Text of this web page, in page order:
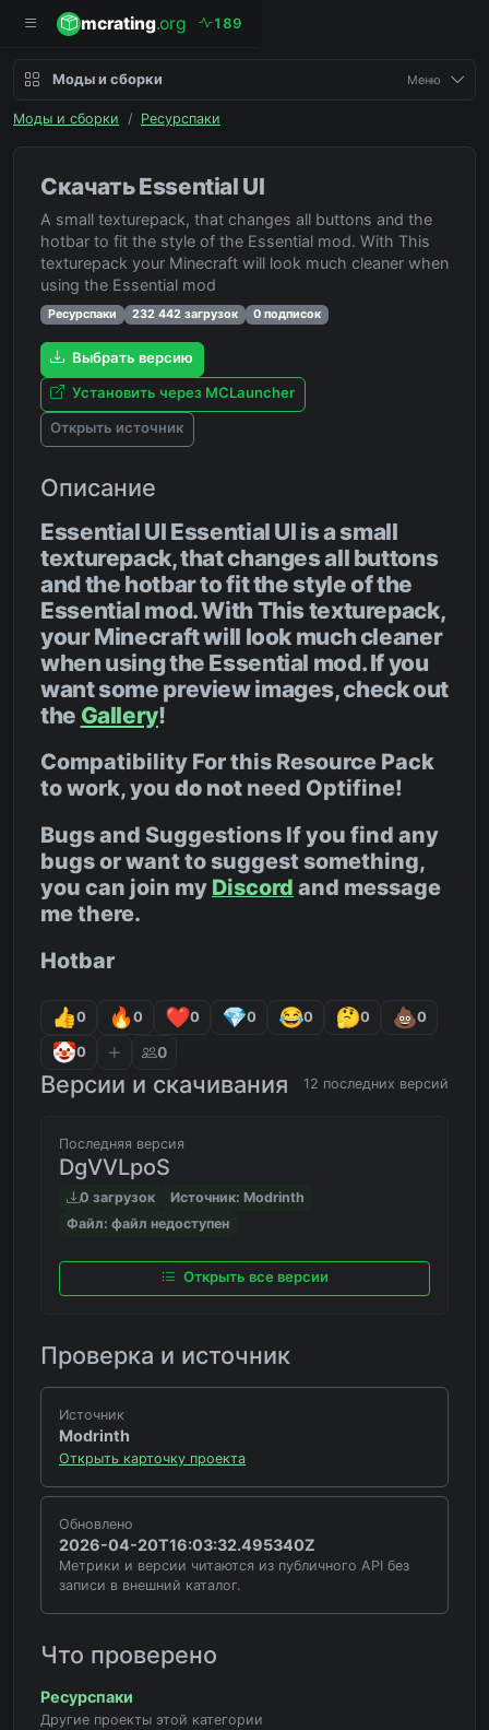
mcrating.org 1 89
Моды и сборки Меню
Моды и сборки / Ресурспаки
Скачать Essential UI
A small texturepack, that changes all buttons and the
hotbar to fit the style of the Essential mod. With This
texturepack your Minecraft will look much cleaner when
using the Essential mod
Ресурспаки 232 442 загрузок 0 подписок
Выбрать версию
Установить через MCLauncher
Открыть источник
Описание
Essential UI Essential UI is a small
texturepack, that changes all buttons
and the hotbar to fit the style of the
Essential mod. With This texturepack,
your Minecraft will look much cleaner
when using the Essential mod. If you
want some preview images, check out
the Gallery!
Compatibility For this Resource Pack
to work, you do not need Optifine!
Bugs and Suggestions If you find any
bugs or want to suggest something,
you can join my Discord and message
me there.
Hotbar
0 0 0 0 0 0 0
0 0
Версии и скачивания 12 последних версий
Последняя версия
DgVVLpoS
0 загрузок
Источник: Modrinth
Файл: файл недоступен
Открыть все версии
Проверка и источник
Источник
Modrinth
Открыть карточку проекта
Обновлено
2026-04-20T16:03:32.495340Z
Метрики и версии читаются из публичного API без
записи в внешний каталог.
Что проверено
Ресурспаки
Другие проекты этой категории